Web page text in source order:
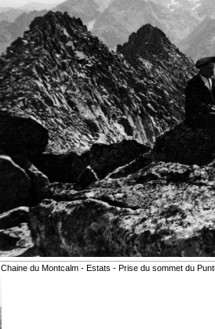
Chaine du Montcalm - Estats - Prise du sommet du